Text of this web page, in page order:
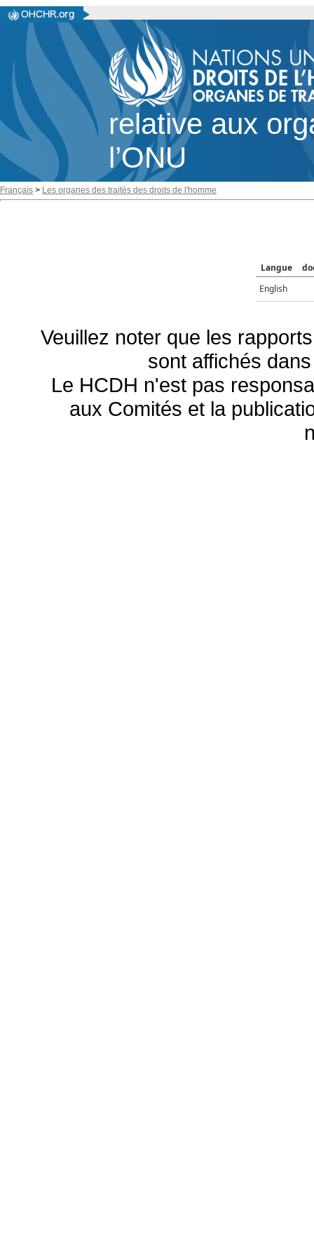
relative aux
l’ONU
Français > Les organes des traités des droits de l'homme
Langue
English
Veuillez noter que les
sont affichés
Le HCDH n'est pas
aux Comités et la